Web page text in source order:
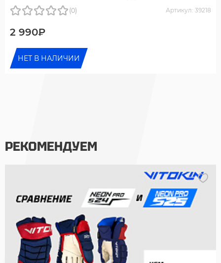
(0) Артикул: 39218
2 990₽
НЕТ В НАЛИЧИИ
РЕКОМЕНДУЕМ